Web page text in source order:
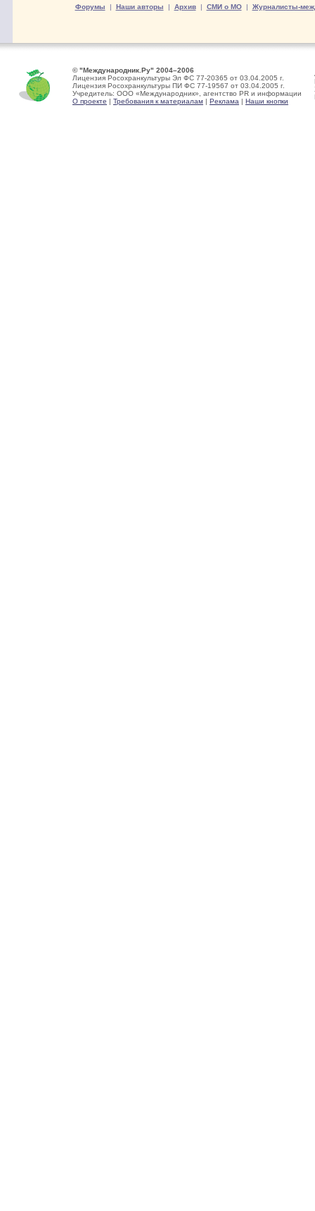
Форумы | Наши авторы | Архив| СМИ о МО| Журналисты-
© "Международник.Ру" 2004–2006
Лицензия Росохранкультуры Эл ФС 77-20365 от 03.04.2005 г.
Лицензия Росохранкультуры ПИ ФС 77-19567 от 03.04.2005 г.
Учредитель: ООО «Международник», агентство PR и информации
О проекте | Требования к материалам | Реклама | Наши кнопки